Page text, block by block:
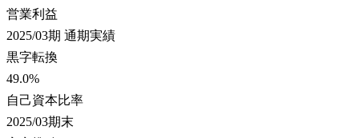
営業利益
2025/03期 通期実績
黒字転換
49.0%
自己資本比率
2025/03期末